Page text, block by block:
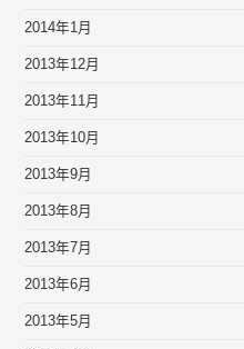
2014年1月
2013年12月
2013年11月
2013年10月
2013年9月
2013年8月
2013年7月
2013年6月
2013年5月